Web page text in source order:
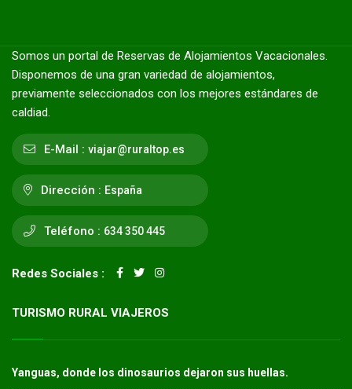
Somos un portal de Reservas de Alojamientos Vacacionales.
Disponemos de una gran variedad de alojamientos,
previamente seleccionados con los mejores estándares de
caldiad.
E-Mail : viajar@ruraltop.es
Dirección : España
Teléfono : 634 350 445
Redes Sociales :
TURISMO RURAL VIAJEROS
Yanguas, donde los dinosaurios dejaron sus huellas.